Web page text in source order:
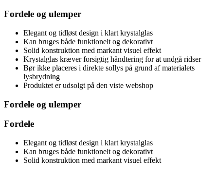
Fordele og ulemper
Elegant og tidløst design i klart krystalglas
Kan bruges både funktionelt og dekorativt
Solid konstruktion med markant visuel effekt
Krystalglas kræver forsigtig håndtering for at undgå ridser
Bør ikke placeres i direkte sollys på grund af materialets
lysbrydning
Produktet er udsolgt på den viste webshop
Fordele og ulemper
Fordele
Elegant og tidløst design i klart krystalglas
Kan bruges både funktionelt og dekorativt
Solid konstruktion med markant visuel effekt